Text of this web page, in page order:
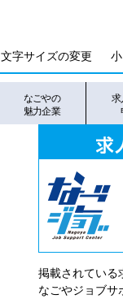
文字サイズの変更 小
なごやの
魅力企業
求
掲載されている
なごやジョブサ